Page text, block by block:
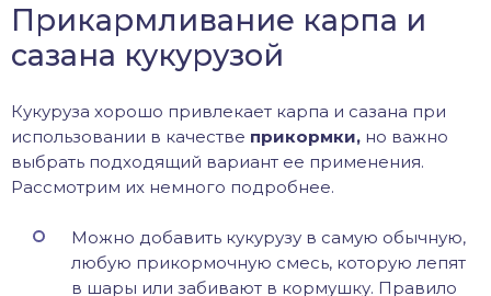
Прикармливание карпа и
сазана кукурузой
Кукуруза хорошо привлекает карпа и сазана при
использовании в качестве прикормки, но важно
выбрать подходящий вариант ее применения.
Рассмотрим их немного подробнее.
Можно добавить кукурузу в самую обычную,
любую прикормочную смесь, которую лепят
в шары или забивают в кормушку. Правило